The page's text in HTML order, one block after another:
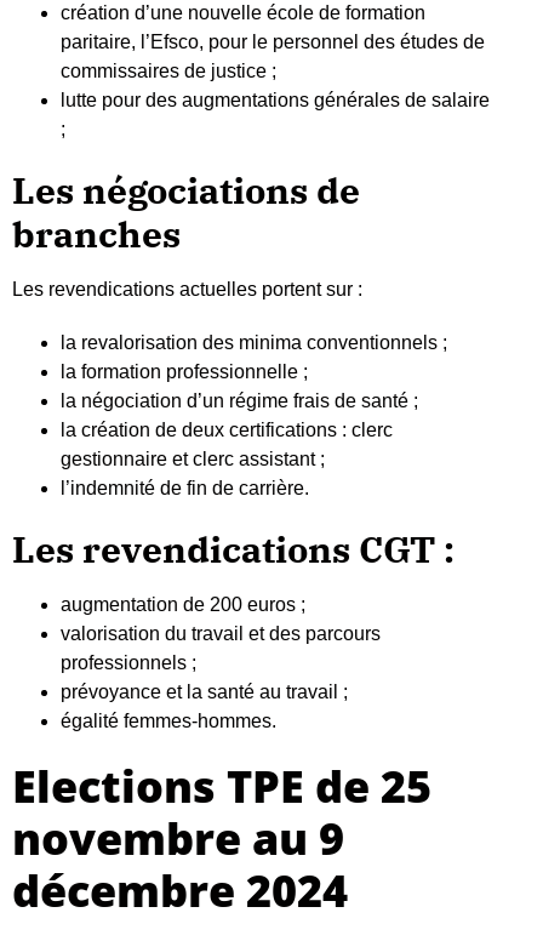
création d’une nouvelle école de formation
paritaire, l’Efsco, pour le personnel des études de
commissaires de justice ;
lutte pour des augmentations générales de salaire
;
Les négociations de
branches
Les revendications actuelles portent sur :
la revalorisation des minima conventionnels ;
la formation professionnelle ;
la négociation d’un régime frais de santé ;
la création de deux certifications : clerc
gestionnaire et clerc assistant ;
l’indemnité de fin de carrière.
Les revendications CGT :
augmentation de 200 euros ;
valorisation du travail et des parcours
professionnels ;
prévoyance et la santé au travail ;
égalité femmes-hommes.
Elections TPE de 25
novembre au 9
décembre 2024